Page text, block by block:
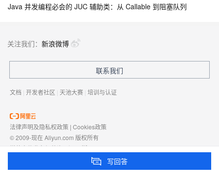
Java 并发编程必会的 JUC 辅助类：从 Callable 到阻塞队列
写回答
关注我们： 新浪微博
联系我们
文档 | 开发者社区 | 天池大赛 | 培训与认证
法律声明及隐私权政策 | Cookies政策
© 2009-现在 Aliyun.com 版权所有
增值电信业务经营许可证： 浙B2-20080101
浙D3-20210002
浙公网安备 33010602009975号浙B2-20080101-4